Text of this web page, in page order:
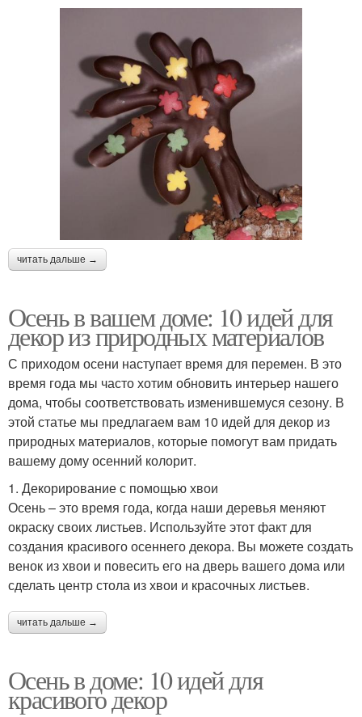
читать дальше →
Осень в вашем доме: 10 идей для
декор из природных материалов
С приходом осени наступает время для перемен. В это
время года мы часто хотим обновить интерьер нашего
дома, чтобы соответствовать изменившемуся сезону. В
этой статье мы предлагаем вам 10 идей для декор из
природных материалов, которые помогут вам придать
вашему дому осенний колорит.
1. Декорирование с помощью хвои
Осень – это время года, когда наши деревья меняют
окраску своих листьев. Используйте этот факт для
создания красивого осеннего декора. Вы можете создать
венок из хвои и повесить его на дверь вашего дома или
сделать центр стола из хвои и красочных листьев.
читать дальше →
Осень в доме: 10 идей для
красивого декор